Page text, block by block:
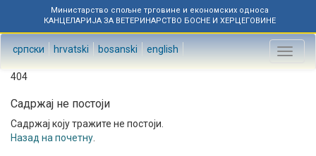
Министарство спољне трговине и економских односа
КАНЦЕЛАРИЈА ЗА ВЕТЕРИНАРСТВО БОСНЕ И ХЕРЦЕГОВИНЕ
српски hrvatski bosanski english
Toggle
404
Садржај не постоји
Садржај коју тражите не постоји.
Назад на почетну